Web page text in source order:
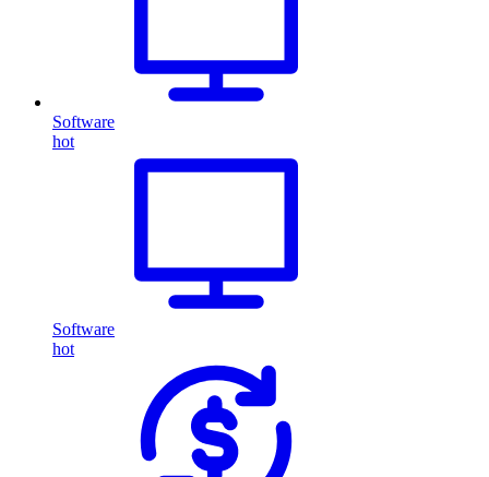
Software
hot
Software
hot